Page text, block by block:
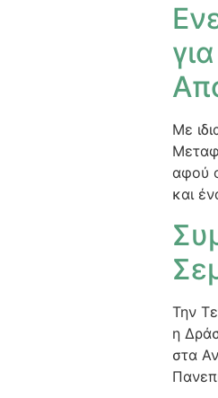
Με
αφού
και
Την
η
στα